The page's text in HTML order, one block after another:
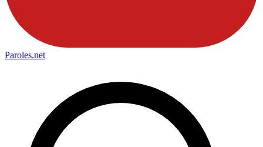
Paroles.net